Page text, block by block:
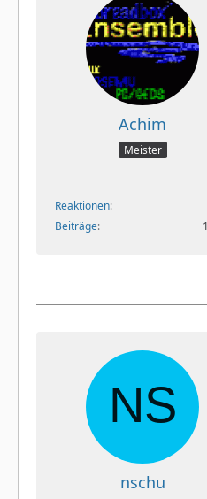
Achim
Meister
Reaktionen
Beiträge
nschu